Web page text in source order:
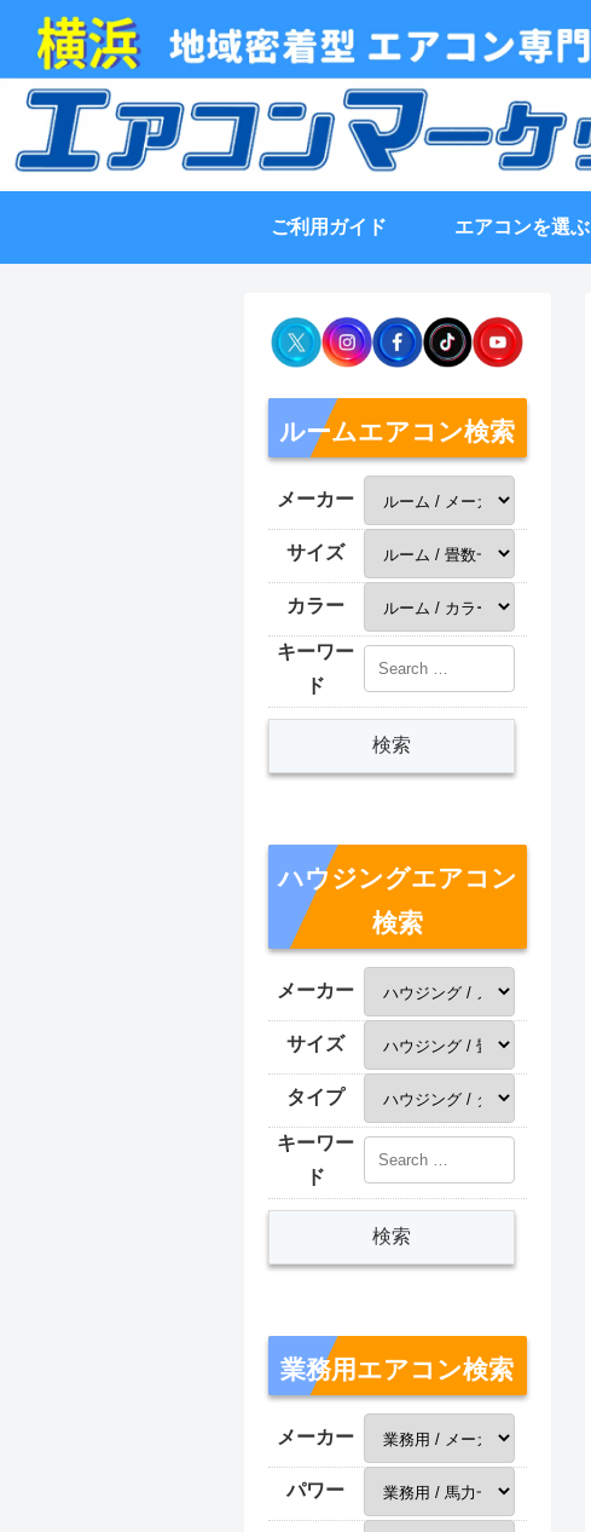
ご利用ガイド エアコンを選ぶ
ルームエアコン検索
メーカー
サイズ
カラー
キーワー
ド
ハウジングエアコン
検索
メーカー
サイズ
タイプ
キーワー
ド
業務用エアコン検索
メーカー
パワー